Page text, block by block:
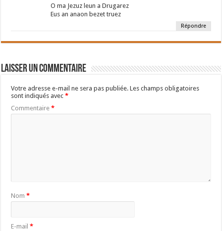
O ma Jezuz leun a Drugarez
Eus an anaon bezet truez
Répondre
Laisser un commentaire
Votre adresse e-mail ne sera pas publiée. Les champs obligatoires
sont indiqués avec*
Commentaire*
Nom*
E-mail*